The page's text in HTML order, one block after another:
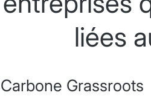
liées
Carbone Grassroots